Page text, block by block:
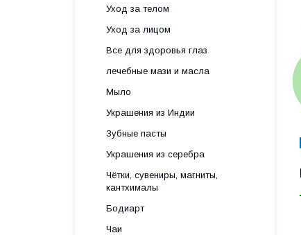
Уход за телом
Уход за лицом
Все для здоровья глаз
лечебные мази и масла
Мыло
Украшения из Индии
Зубные пасты
Украшения из серебра
Чётки, сувениры, магниты,
кантхималы
Бодиарт
Чаи